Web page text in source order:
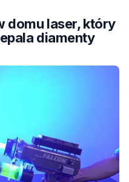
domu laser, który
diamenty